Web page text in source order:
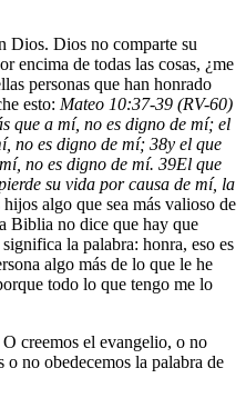
Dios. Dios no comparte su
encima de todas las cosas, ¿me
personas que han honrado
esto: Mateo 10:37-39 (RV-60)
que a mí, no es digno de mí; el
no es digno de mí; 38y el que
no es digno de mí. 39El que
su vida por causa de mí, la
algo que sea más valioso de
Biblia no dice que hay que
la palabra: honra, eso es
algo más de lo que le he
todo lo que tengo me lo
O creemos el evangelio, o no
o no obedecemos la palabra de